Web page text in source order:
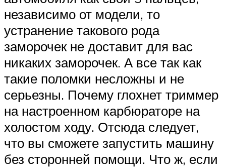
независимо от модели, то
устранение такового рода
заморочек не доставит для вас
никаких заморочек. А все так как
такие поломки несложны и не
серьезны. Почему глохнет триммер
на настроенном карбюраторе на
холостом ходу. Отсюда следует,
что вы сможете запустить машину
без сторонней помощи. Что ж, если